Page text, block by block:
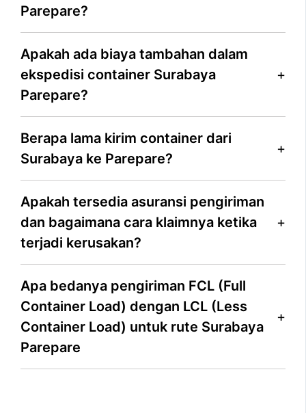
Parepare?
Apakah ada biaya tambahan dalam
ekspedisi container Surabaya
Parepare?
Berapa lama kirim container dari
Surabaya ke Parepare?
Apakah tersedia asuransi pengiriman
dan bagaimana cara klaimnya ketika
terjadi kerusakan?
Apa bedanya pengiriman FCL (Full
Container Load) dengan LCL (Less
Container Load) untuk rute Surabaya
Parepare